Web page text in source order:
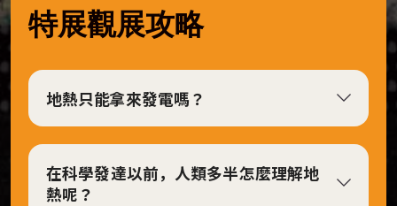
6
展
地
點：
特展觀展攻略
地熱只能拿來發電嗎？
在科學發達以前，人類多半怎麼理解地
熱呢？